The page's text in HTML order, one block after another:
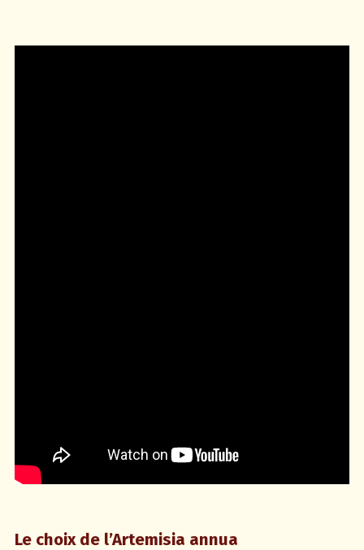
Le choix de l’Artemisia annua